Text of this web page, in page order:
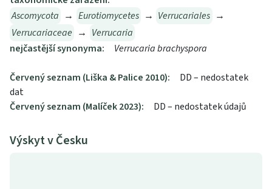
Ascomycota → Eurotiomycetes → Verrucariales →
Verrucariaceae → Verrucaria
nejčastější synonyma:
Verrucaria brachyspora
Červený seznam (Liška & Palice 2010):
DD – nedostatek
dat
Červený seznam (Malíček 2023):
DD – nedostatek údajů
Výskyt v Česku